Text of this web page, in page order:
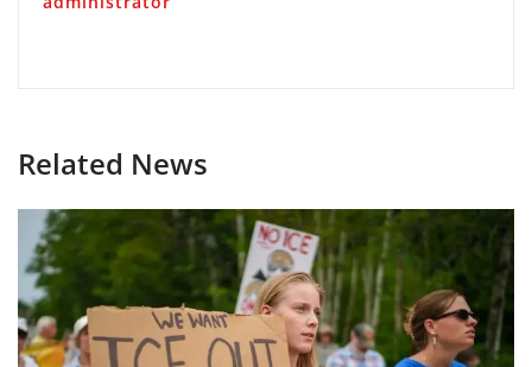
Related News